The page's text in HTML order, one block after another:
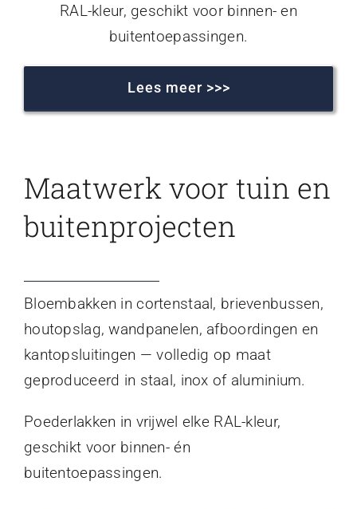
RAL-kleur, geschikt voor binnen- en
buitentoepassingen.
Lees meer >>>
Maatwerk voor tuin en
buitenprojecten
Bloembakken in cortenstaal, brievenbussen,
houtopslag, wandpanelen, afboordingen en
kantopsluitingen — volledig op maat
geproduceerd in staal, inox of aluminium.
Poederlakken in vrijwel elke RAL-kleur,
geschikt voor binnen- én
buitentoepassingen.